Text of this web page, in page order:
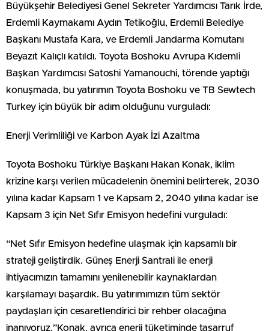
Büyükşehir Belediyesi Genel Sekreter Yardımcısı Tarık İrde,
Erdemli Kaymakamı Aydın Tetikoğlu, Erdemli Belediye
Başkanı Mustafa Kara, ve Erdemli Jandarma Komutanı
Beyazıt Kalıçlı katıldı. Toyota Boshoku Avrupa Kıdemli
Başkan Yardımcısı Satoshi Yamanouchi, törende yaptığı
konuşmada, bu yatırımın Toyota Boshoku ve TB Sewtech
Turkey için büyük bir adım olduğunu vurguladı:
Enerji Verimliliği ve Karbon Ayak İzi Azaltma
Toyota Boshoku Türkiye Başkanı Hakan Konak, iklim
krizine karşı verilen mücadelenin önemini belirterek, 2030
yılına kadar Kapsam 1 ve Kapsam 2, 2040 yılına kadar ise
Kapsam 3 için Net Sıfır Emisyon hedefini vurguladı:
“Net Sıfır Emisyon hedefine ulaşmak için kapsamlı bir
strateji geliştirdik. Güneş Enerji Santrali ile enerji
ihtiyacımızın tamamını yenilenebilir kaynaklardan
karşılamayı başardık. Bu yatırımımızın tüm sektör
paydaşları için cesaretlendirici bir rehber olacağına
inanıyoruz.”Konak, ayrıca enerji tüketiminde tasarruf